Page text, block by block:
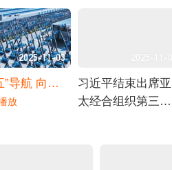
2025-11-03
”导航 向幸
展“中国人
放
2025-11-
习近平结束出席亚
太经合组织第三十